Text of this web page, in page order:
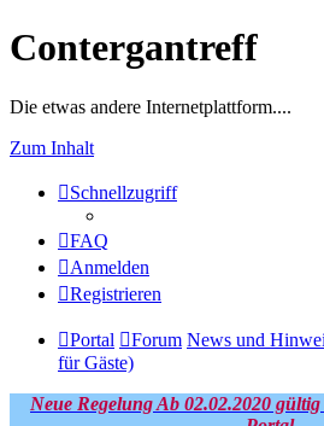
Contergantreff
Die etwas andere Internetplattform....
Zum Inhalt
Schnellzugriff
FAQ
Anmelden
Registrieren
Portal Forum News und
für Gäste)
Neue Regelung Ab 02.02.2020